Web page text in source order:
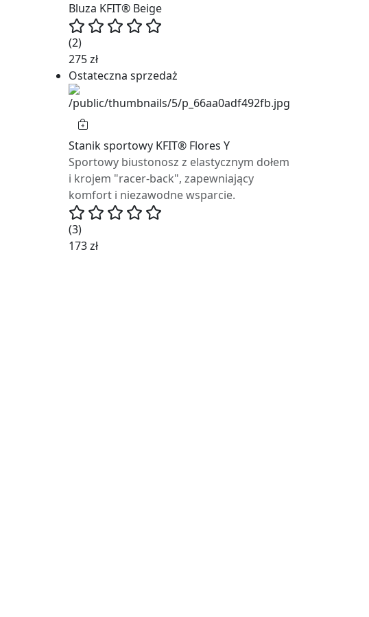
Bluza KFIT® Beige
(2)
275 zł
Ostateczna sprzedaż
Stanik sportowy KFIT® Flores Y
Sportowy biustonosz z elastycznym dołem
i krojem "racer-back", zapewniający
komfort i niezawodne wsparcie.
(3)
173 zł